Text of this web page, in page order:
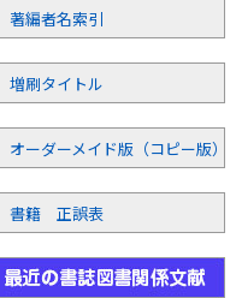
著編者名索引
増刷タイトル
オーダーメイド版（コピー版）
書籍 正誤表